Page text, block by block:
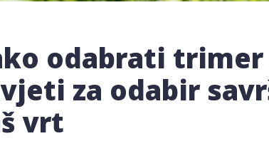
odabrati trimer
za odabir
vrt